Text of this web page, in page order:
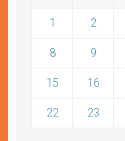
1 2
8 9
15 16
22 23